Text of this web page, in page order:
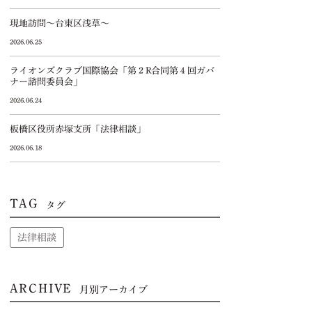
現地訪問～台東区浅草～
2026.06.25
ライオンズクラブ国際協会「第２R合同第４回ガバ
ナー諮問委員会」
2026.06.24
板橋区役所赤塚支所「法律相談」
2026.06.18
TAG タグ
法律相談
ARCHIVE 月別アーカイブ